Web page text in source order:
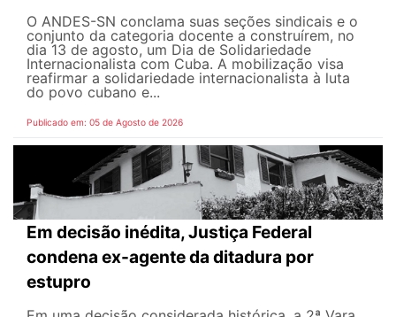
O ANDES-SN conclama suas seções sindicais e o
conjunto da categoria docente a construírem, no
dia 13 de agosto, um Dia de Solidariedade
Internacionalista com Cuba. A mobilização visa
reafirmar a solidariedade internacionalista à luta
do povo cubano e...
Publicado em: 05 de Agosto de 2026
Em decisão inédita, Justiça Federal
condena ex-agente da ditadura por
estupro